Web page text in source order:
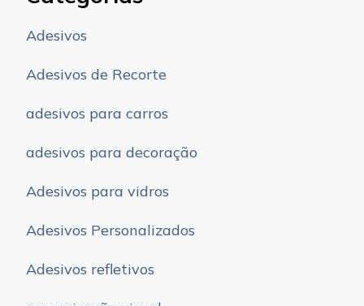
Adesivos
Adesivos de Recorte
adesivos para carros
adesivos para decoração
Adesivos para vidros
Adesivos Personalizados
Adesivos refletivos